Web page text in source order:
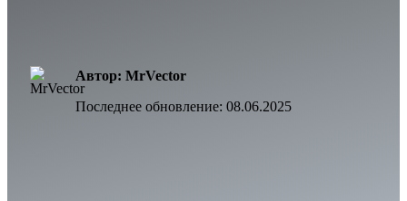
Автор: MrVector
Последнее обновление: 08.06.2025